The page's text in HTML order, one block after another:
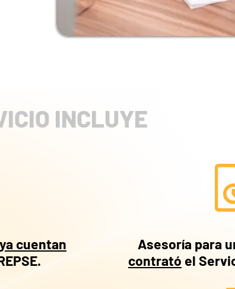
INCLUYE
cuentan
Asesoría para
contrató el